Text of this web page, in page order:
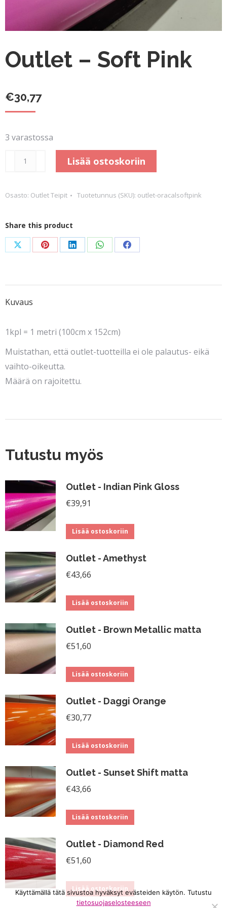
Outlet – Soft Pink
€30,77
3 varastossa
Outlet
Pink
Lisää ostoskoriin
Osasto: Outlet Teipit Tuotetunnus (SKU): outlet-oracalsoftpink
Share this product
Share
X
Share
Pinterest
Share
LinkedIn
Share
WhatsApp
Share
Facebook
Kuvaus
1kpl = 1 metri (100cm x 152cm)
Muistathan, että outlet-tuotteilla ei ole palautus- eikä
vaihto-oikeutta.
Määrä on rajoitettu.
Tutustu myös
Outlet - Indian Pink Gloss
€39,91
Lisää ostoskoriin
Outlet - Amethyst
€43,66
Lisää ostoskoriin
Outlet - Brown Metallic matta
€51,60
Lisää ostoskoriin
Outlet - Daggi Orange
€30,77
Lisää ostoskoriin
Outlet - Sunset Shift matta
€43,66
Lisää ostoskoriin
Outlet - Diamond Red
€51,60
Lisää ostoskoriin
Käyttämällä tätä sivustoa hyväksyt evästeiden käytön. Tutustu
tietosuojaselosteeseen